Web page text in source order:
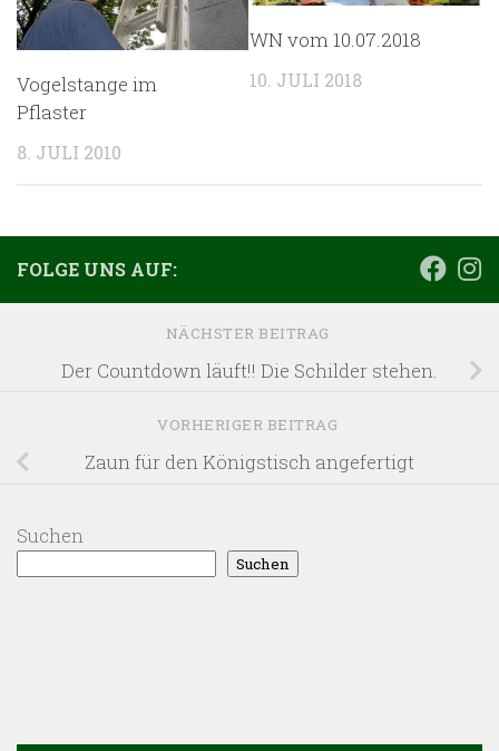
Vogelstange im
Pflaster
8. JULI 2010
WN vom 10.07.2018
10. JULI 2018
FOLGE UNS AUF:
NÄCHSTER BEITRAG
Der Countdown läuft!! Die Schilder stehen.
VORHERIGER BEITRAG
Zaun für den Königstisch angefertigt
Suchen
Suchen